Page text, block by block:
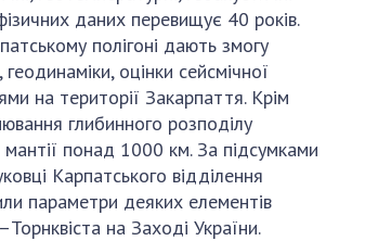
КОМЕНТУЄ
КОНТАКТИ
ПРОФСПІЛКА НАН
УКРАЇНИ
КАБІНЕТ
даних перевищує 40 років.
полігоні дають змогу
оцінки сейсмічної
на території Закарпаття. Крім
глибинного розподілу
понад 1000 км. За підсумками
Карпатського відділення
параметри деяких елементів
на Заході України.